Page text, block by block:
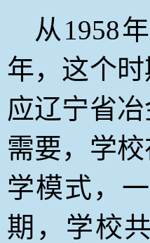
从1958
年，这个
应辽宁省
需要，学
学模式，
期，学校